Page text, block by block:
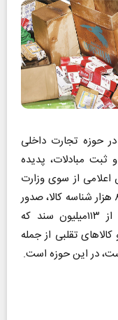
حوزه تجارت داخلی
ثبت مبادلات، پدیده
اعلامی از سوی وزارت
صنعت، معدن و تجارت، صدور بیش از ۸۸۶ هزار شناسه کالا، صدور
هشت میلیارد کد رهگیری و ثبت بیش از ۱۱۳میلیون سند که
تقلبی از جمله
در این حوزه است.